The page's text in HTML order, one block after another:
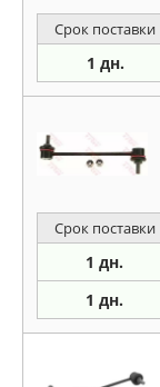
Срок поставки
1 дн.
Срок поставки
1 дн.
1 дн.